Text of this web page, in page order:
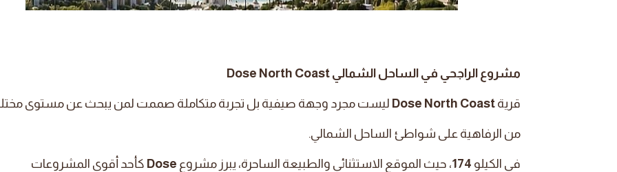
مشروع الراجحي في الساحل الشمالي Dose North Coast
قرية Dose North Coast ليست مجرد وجهة صيفية بل تجربة متكاملة صممت لمن يبحث عن مستوى
من الرفاهية على شواطئ الساحل الشمالي.
في الكيلو 174، حيث الموقع الاستثنائي والطبيعة الساحرة، يبرز مشروع Dose كأحد أقوى المشروعات